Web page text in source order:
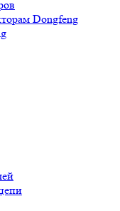
Dongfeng